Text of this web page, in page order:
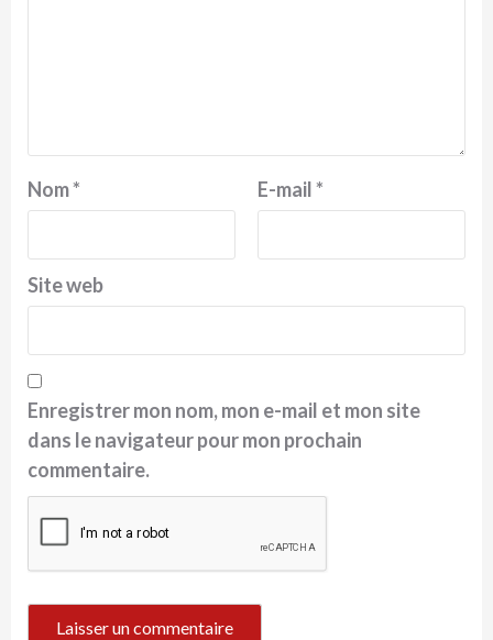
Nom* E-mail*
Site web
Enregistrer mon nom, mon e-mail et mon site
dans le navigateur pour mon prochain
commentaire.